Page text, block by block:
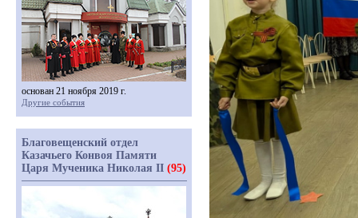
основан 21 ноября 2019 г.
Другие события
Благовещенский отдел
Казачьего Конвоя Памяти
Царя Мученика Николая II (95)